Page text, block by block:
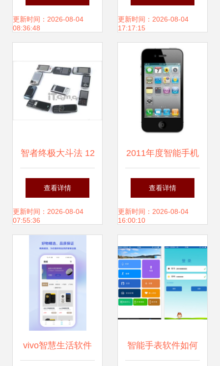
手机与通信技术本
更新时间：2026-08-04
08:36:48
你的手机体验
更新时间：2026-08-04
17:17:15
智者终极大斗法 12
款智能手机智能软
件横向评测
查看详情
更新时间：2026-08-04
07:55:36
2011年度智能手机
巅峰对决 盘点十大
热门机型的宿敌之
查看详情
更新时间：2026-08-04
16:00:10
vivo智慧生活软件 智能手表软件如何